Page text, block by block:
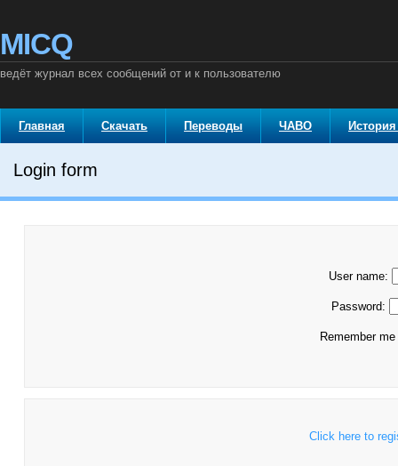
MICQ
ведёт журнал всех сообщений от и к пользователю
Главная Скачать Переводы ЧАВО
Login form
User name:
Password:
Remember
Click here to